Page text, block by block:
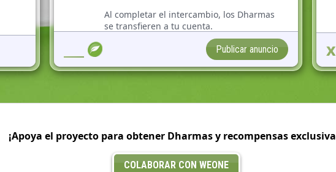
Al completar el intercambio, los Dharmas
se transfieren a tu cuenta.
Publicar anuncio
¡Apoya el proyecto para obtener Dharmas y recompensas
COLABORAR CON WEONE